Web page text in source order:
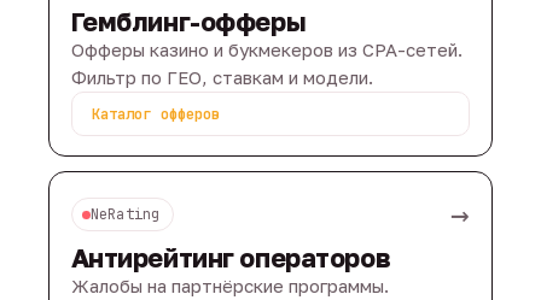
Гемблинг-офферы
Офферы казино и букмекеров из CPA-сетей.
Фильтр по ГЕО, ставкам и модели.
Каталог офферов
NeRating →
Антирейтинг операторов
Жалобы на партнёрские программы.